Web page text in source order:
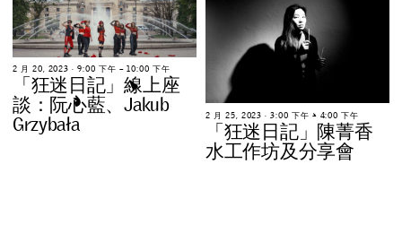
2 月 20, 2023 ∙ 9:00 下午 – 10:00 下午
「 狂迷日記」線上座
談 ： 阮心藍、Jakub
Grzybała 2 月 25, 2023 ∙ 3:00 下午 – 4:00 下午
「狂迷日記」 陳菁香
水工作坊及分享會